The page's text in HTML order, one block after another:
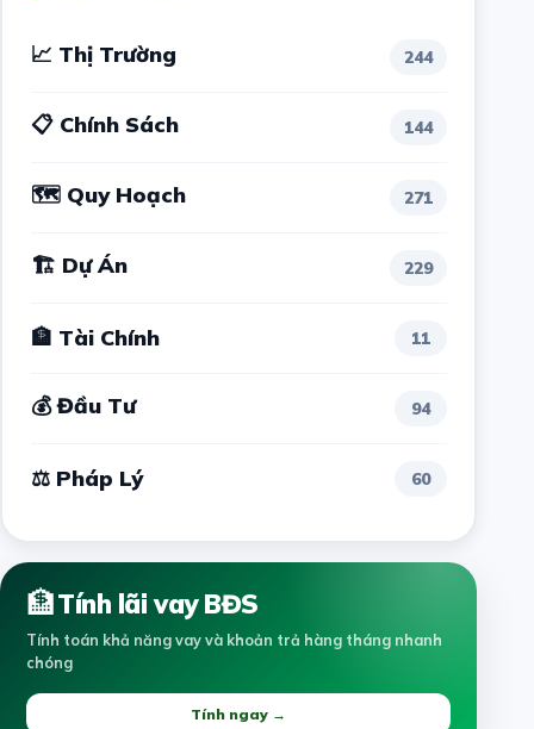
📈 Thị Trường 244
📋 Chính Sách 144
🗺 Quy Hoạch 271
🏗 Dự Án 229
🏦 Tài Chính 11
💰 Đầu Tư 94
⚖ Pháp Lý 60
🏦Tính lãi vay BĐS
Tính toán khả năng vay và khoản trả hàng tháng nhanh
chóng
Tính ngay →